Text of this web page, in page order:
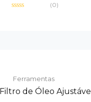
(0)
Ferramentas
de Óleo Ajustáve